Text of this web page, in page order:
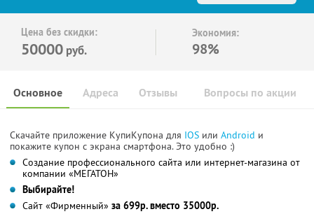
Цена без скидки:
50000 руб.
Экономия:
98%
Основное Отзывы Вопросы по акции
Адреса
Скачайте приложение КупиКупона для IOS или Android и
покажите купон с экрана смартфона. Это удобно :)
Создание профессионального сайта или интернет-магазина от
компании «МЕГАТОН»
Выбирайте!
Сайт «Фирменный» за 699р. вместо 35000р.